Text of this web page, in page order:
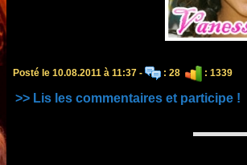
Posté le 10.08.2011 à 11:37 - : 28 : 1339
>> Lis les commentaires et participe !